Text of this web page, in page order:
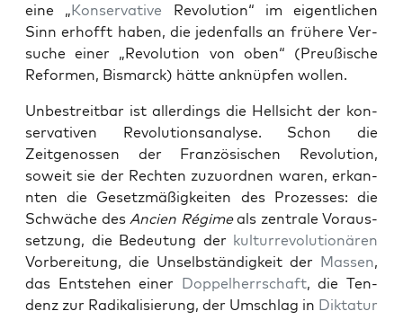
eine „Kon­ser­v­a­tive Rev­o­lu­tion“ im eigentlichen
Sinn erhofft haben, die jeden­falls an frühere Ver­
suche ein­er „Rev­o­lu­tion von oben“ (Preußis­che
Refor­men, Bis­mar­ck) hätte anknüpfen wollen.
Unbe­stre­it­bar ist allerd­ings die Hell­sicht der kon­
ser­v­a­tiv­en Rev­o­lu­tion­s­analyse. Schon die
Zeitgenossen der Franzö­sis­chen Rev­o­lu­tion,
soweit sie der Recht­en zuzuord­nen waren, erkan­
nten die Geset­zmäßigkeit­en des Prozess­es: die
Schwäche des Ancien Régimeals zen­trale Voraus­
set­zung, die Bedeu­tung der kul­tur­rev­o­lu­tionären
Vor­bere­itung, die Unselb­ständigkeit der Massen,
das Entste­hen ein­er Dop­pel­herrschaft, die Ten­
denz zur Radikalisierung, der Umschlag in Dik­tatur